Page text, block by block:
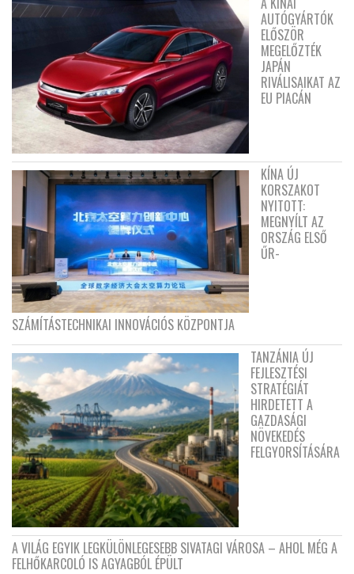
AUTÓGYÁRTÓK
ELŐSZÖR
MEGELŐZTÉK
JAPÁN
RIVÁLISAIKAT AZ
EU PIACÁN
KÍNA ÚJ
KORSZAKOT
NYITOTT:
MEGNYÍLT AZ
ORSZÁG ELSŐ
ŰR-
SZÁMÍTÁSTECHNIKAI INNOVÁCIÓS KÖZPONTJA
TANZÁNIA ÚJ
FEJLESZTÉSI
STRATÉGIÁT
HIRDETETT A
GAZDASÁGI
NÖVEKEDÉS
FELGYORSÍTÁSÁRA
A VILÁG EGYIK LEGKÜLÖNLEGESEBB SIVATAGI VÁROSA – AHOL MÉG A
FELHŐKARCOLÓ IS AGYAGBÓL ÉPÜLT